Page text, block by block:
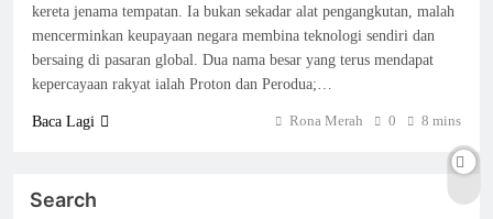
kereta jenama tempatan. Ia bukan sekadar alat pengangkutan, malah
mencerminkan keupayaan negara membina teknologi sendiri dan
bersaing di pasaran global. Dua nama besar yang terus mendapat
kepercayaan rakyat ialah Proton dan Perodua;…
Baca Lagi Rona Merah 0 8 mins
Search